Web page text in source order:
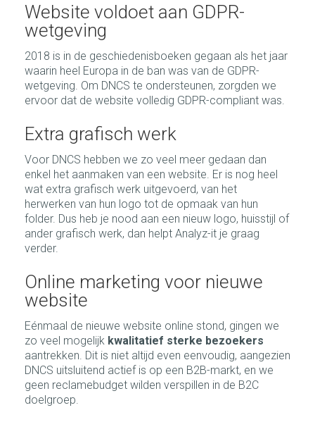
Website voldoet aan GDPR-
wetgeving
2018 is in de geschiedenisboeken gegaan als het jaar
waarin heel Europa in de ban was van de GDPR-
wetgeving. Om DNCS te ondersteunen, zorgden we
ervoor dat de website volledig GDPR-compliant was.
Extra grafisch werk
Voor DNCS hebben we zo veel meer gedaan dan
enkel het aanmaken van een website. Er is nog heel
wat extra grafisch werk uitgevoerd, van het
herwerken van hun logo tot de opmaak van hun
folder. Dus heb je nood aan een nieuw logo, huisstijl of
ander grafisch werk, dan helpt Analyz-it je graag
verder.
Online marketing voor nieuwe
website
Eénmaal de nieuwe website online stond, gingen we
zo veel mogelijk kwalitatief sterke bezoekers
aantrekken. Dit is niet altijd even eenvoudig, aangezien
DNCS uitsluitend actief is op een B2B-markt, en we
geen reclamebudget wilden verspillen in de B2C
doelgroep.